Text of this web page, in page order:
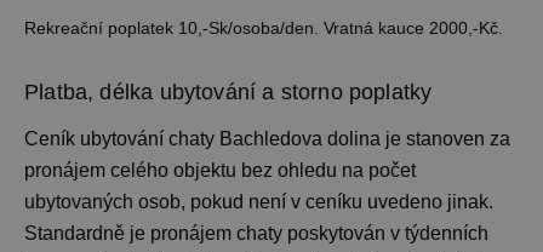
Rekreační poplatek 10,-Sk/osoba/den. Vratná kauce 2000,-Kč.
Platba, délka ubytování a storno poplatky
Ceník ubytování chaty Bachledova dolina je stanoven za
pronájem celého objektu bez ohledu na počet
ubytovaných osob, pokud není v ceníku uvedeno jinak.
Standardně je pronájem chaty poskytován v týdenních